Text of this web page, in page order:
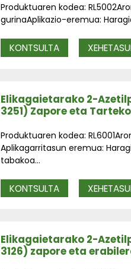
Produktuaren kodea:
gurinaAplikazio-eremua:
KONTSULTA
Elikagaietarako 2-
3251) Zapore eta
Produktuaren kodea:
Aplikagarritasun eremua:
tabakoa...
KONTSULTA
Elikagaietarako 2-
3126) zapore eta